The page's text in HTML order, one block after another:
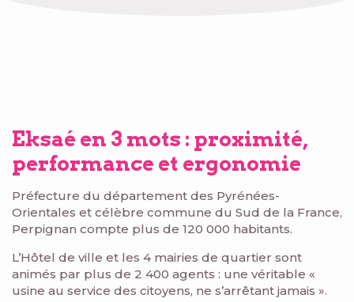
Eksaé en 3 mots : proximité,
performance et ergonomie
Préfecture du département des Pyrénées-
Orientales et célèbre commune du Sud de la France,
Perpignan compte plus de 120 000 habitants.
L’Hôtel de ville et les 4 mairies de quartier sont
animés par plus de 2 400 agents : une véritable «
usine au service des citoyens, ne s’arrêtant jamais ».